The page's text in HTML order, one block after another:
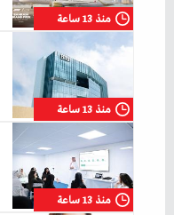
منذ 13 ساعة
منذ 13 ساعة
منذ 13 ساعة